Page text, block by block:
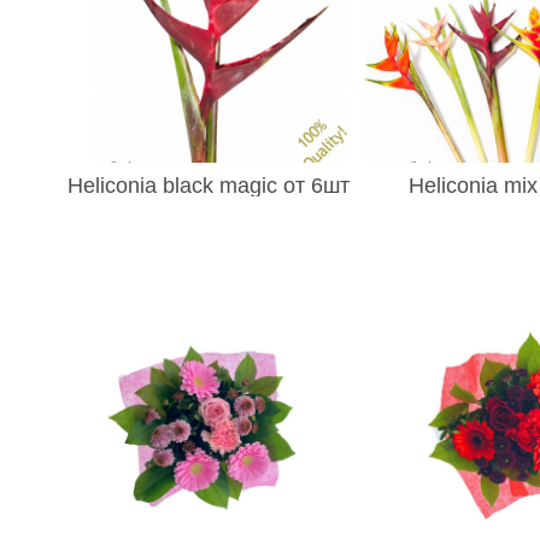
- Куркума (Curcuma) 5
- Краспедия (Craspedia) 134
- Ландыш (Convallaria) 2
- Леукотоэ (Leuco) 38
- Лиатрис (Liatris) 3
- Люпин (Lupinus) 2
- Маттиола (Antirrhinum) 11
- Мох 2
- Нерина (Nerine) 2
- Пролеска - Scilla 3
- Ромашки 6
- Ранункулус (Ranunculus) 31
- Рябчик 11
- Статица (Statitsa) 412
- Скабиоза (Scabiosa) 15
- Сирень 2
- Синеголовник (Eryngium) 89
Heliconia black magic от 6шт Heliconia